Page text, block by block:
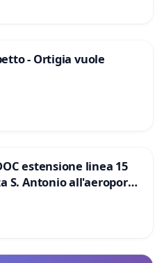
- Ortigia vuole
estensione linea 15
S. Antonio all'aeroporto